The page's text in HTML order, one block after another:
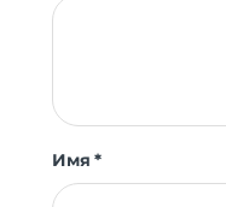
Имя*